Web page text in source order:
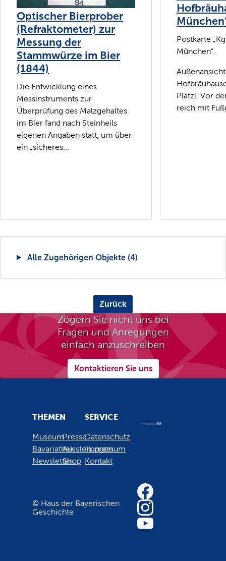
Optischer Bierprober
(Refraktometer) zur
Messung der
Stammwürze im Bier
(1844)
Die Entwicklung eines
Messinstruments zur
Überprüfung des Malzgehaltes
im Bier fand nach Steinheils
eigenen Angaben statt, um über
ein „sicheres...
Postkarte
München“.
Platzl. Vor
reich mit
Alle Zugehörigen Objekte (4)
Zurück
Zögern Sie nicht uns bei
Fragen und Anregungen
einfach anzuschreiben
Kontaktieren Sie uns
THEMEN
Museum
Bavariathek
Newsletter
Presse
Ausstellungen
Shop
SERVICE
Datenschutz
Impressum
Kontakt
© Haus der Bayerischen
Geschichte